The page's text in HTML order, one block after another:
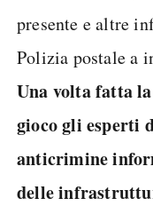
presente e altre
Polizia postale a
Una volta fatta
gioco gli esperti
anticrimine
delle